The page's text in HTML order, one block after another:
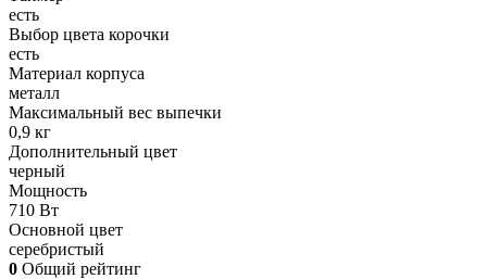
есть
Выбор цвета корочки
есть
Материал корпуса
металл
Максимальный вес выпечки
0,9 кг
Дополнительный цвет
черный
Мощность
710 Вт
Основной цвет
серебристый
0 Общий рейтинг